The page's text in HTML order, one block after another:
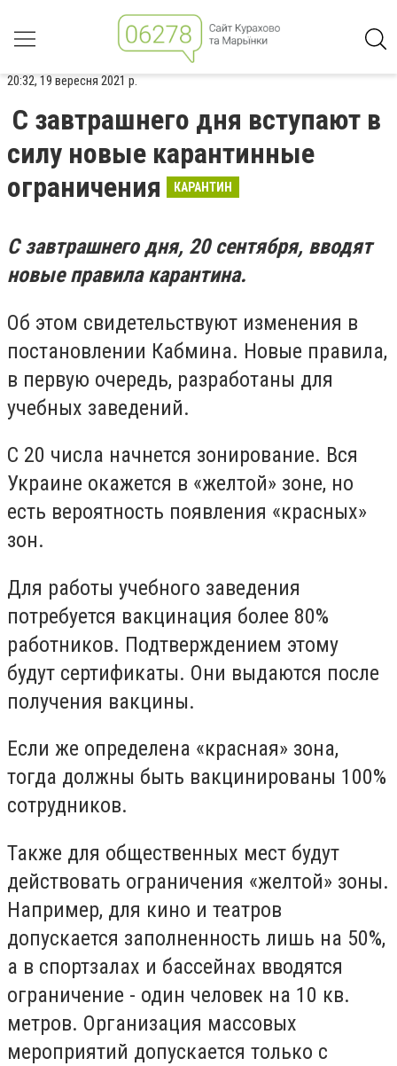
20:32, 19 вересня 2021 р.
С завтрашнего дня вступают в
силу новые карантинные
ограничения
КАРАНТИН
С завтрашнего дня, 20 сентября, вводят
новые правила карантина.
Об этом свидетельствуют изменения в
постановлении Кабмина. Новые правила,
в первую очередь, разработаны для
учебных заведений.
С 20 числа начнется зонирование. Вся
Украине окажется в «желтой» зоне, но
есть вероятность появления «красных»
зон.
Для работы учебного заведения
потребуется вакцинация более 80%
работников. Подтверждением этому
будут сертификаты. Они выдаются после
получения вакцины.
Если же определена «красная» зона,
тогда должны быть вакцинированы 100%
сотрудников.
Также для общественных мест будут
действовать ограничения «желтой» зоны.
Например, для кино и театров
допускается заполненность лишь на 50%,
а в спортзалах и бассейнах вводятся
ограничение - один человек на 10 кв.
метров. Организация массовых
мероприятий допускается только с